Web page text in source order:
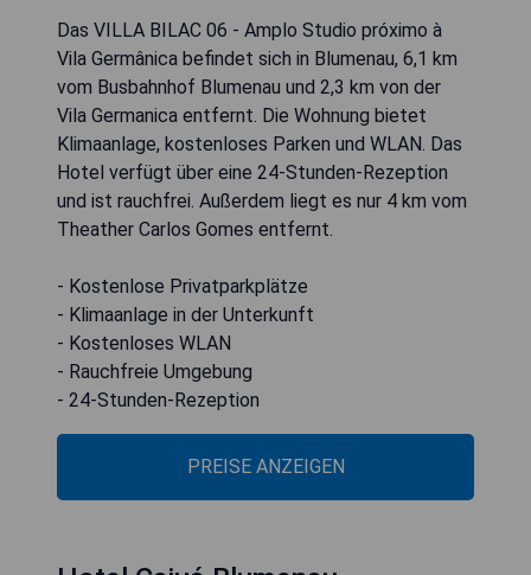
Das VILLA BILAC 06 - Amplo Studio próximo à
Vila Germânica befindet sich in Blumenau, 6,1 km
vom Busbahnhof Blumenau und 2,3 km von der
Vila Germanica entfernt. Die Wohnung bietet
Klimaanlage, kostenloses Parken und WLAN. Das
Hotel verfügt über eine 24-Stunden-Rezeption
und ist rauchfrei. Außerdem liegt es nur 4 km vom
Theather Carlos Gomes entfernt.
- Kostenlose Privatparkplätze
- Klimaanlage in der Unterkunft
- Kostenloses WLAN
- Rauchfreie Umgebung
- 24-Stunden-Rezeption
PREISE ANZEIGEN